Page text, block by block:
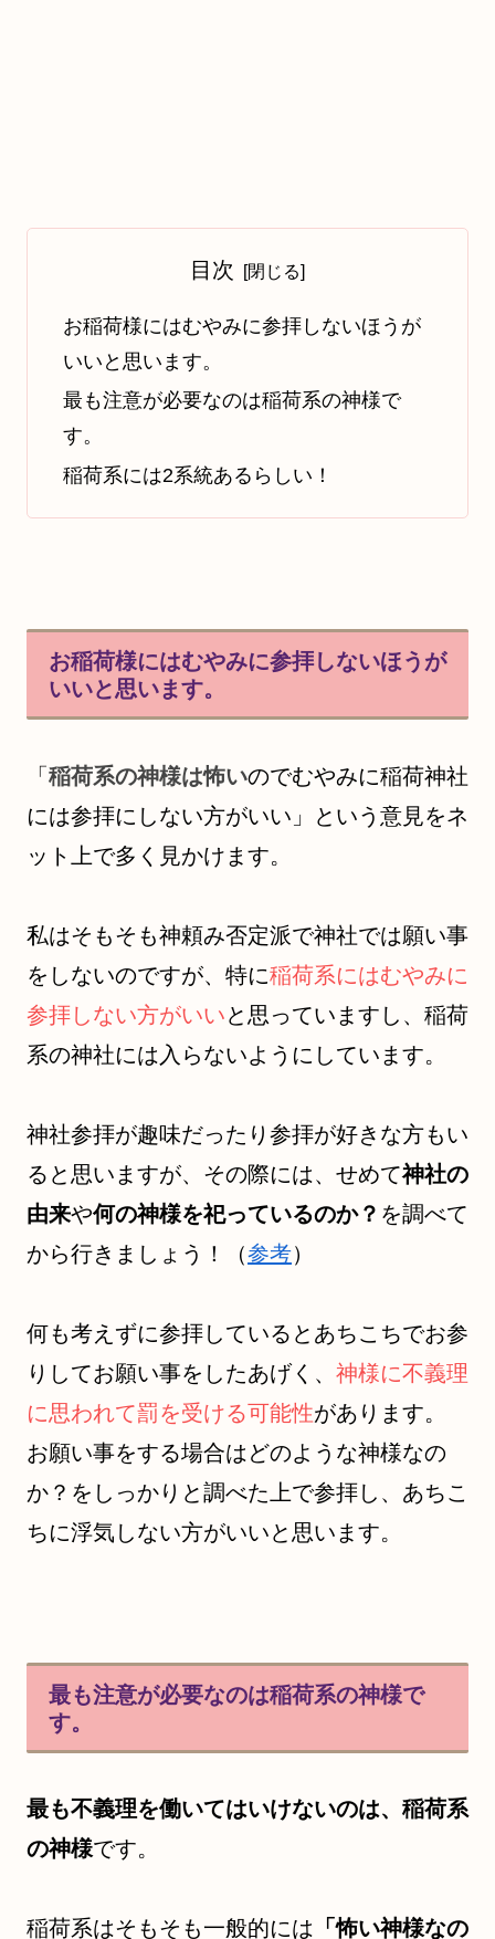
目次
お稲荷様にはむやみに参拝しないほうが
いいと思います。
最も注意が必要なのは稲荷系の神様で
す。
稲荷系には2系統あるらしい！
お稲荷様にはむやみに参拝しないほうが
いいと思います。
「 稲荷系の神様は怖いのでむやみに稲荷神社
には参拝にしない方がいい」という意見をネ
ット上で多く見かけます。
私はそもそも神頼み否定派で神社では願い事
をしないのですが、特に稲荷系にはむやみに
参拝しない方がいいと思っていますし、稲荷
系の神社には入らないようにしています。
神社参拝が趣味だったり参拝が好きな方もい
ると思いますが、その際には、せめて神社の
由来や何の神様を祀っているのか？ を調べて
から行きましょう！（参考）
何も考えずに参拝しているとあちこちでお参
りしてお願い事をしたあげく、 神様に不義理
に思われて罰を受ける可能性があります。
お願い事をする場合はどのような神様なの
か？をしっかりと調べた上で参拝し、あちこ
ちに浮気しない方がいいと思います。
最も注意が必要なのは稲荷系の神様で
す。
最も不義理を働いてはいけないのは、稲荷系
の神様です。
稲荷系はそもそも一般的には 「怖い神様なの